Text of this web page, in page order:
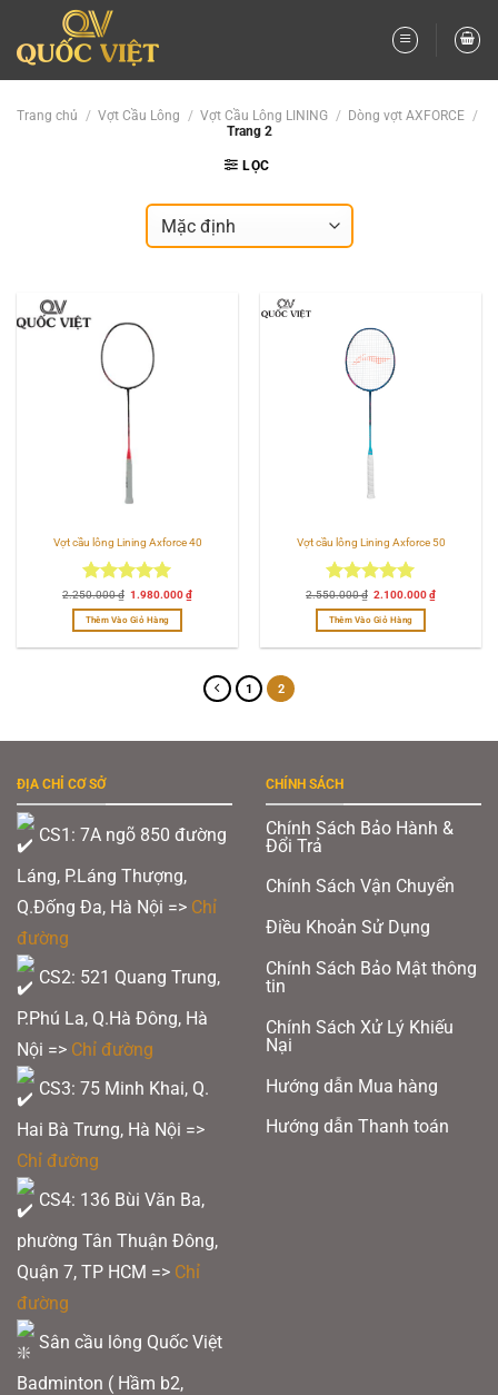
nội
dung
Trang chủ / Vợt Cầu Lông / Vợt Cầu Lông LINING / Dòng vợt AXFORCE /
Trang 2
LỌC
Vợt cầu lông Lining Axforce 40
Được xếp
hạng5.00
5 sao
2.250.000₫ Giá
là:
2.250.000 ₫.
1.980.000₫Giá
hiện
Thêm Vào Giỏ Hàng
Vợt cầu lông Lining Axforce 50
Được xếp
hạng5.00
5 sao
2.550.000₫ Giá
là:
2.550.000 ₫.
2.100.000₫Giá
hiện
Thêm Vào Giỏ Hàng
1 2
ĐỊA CHỈ CƠ SỞ
CS1: 7A ngõ 850 đường
Láng, P.Láng Thượng,
Q.Đống Đa, Hà Nội => Chỉ
đường
CS2: 521 Quang Trung,
P.Phú La, Q.Hà Đông, Hà
Nội => Chỉ đường
CS3: 75 Minh Khai, Q.
Hai Bà Trưng, Hà Nội =>
Chỉ đường
CS4: 136 Bùi Văn Ba,
phường Tân Thuận Đông,
Quận 7, TP HCM => Chỉ
đường
Sân cầu lông Quốc Việt
Badminton ( Hầm b2,
CHÍNH SÁCH
Chính Sách Bảo Hành &
Đổi Trả
Chính Sách Vận Chuyển
Điều Khoản Sử Dụng
Chính Sách Bảo Mật thông
tin
Chính Sách Xử Lý Khiếu
Nại
Hướng dẫn Mua hàng
Hướng dẫn Thanh toán